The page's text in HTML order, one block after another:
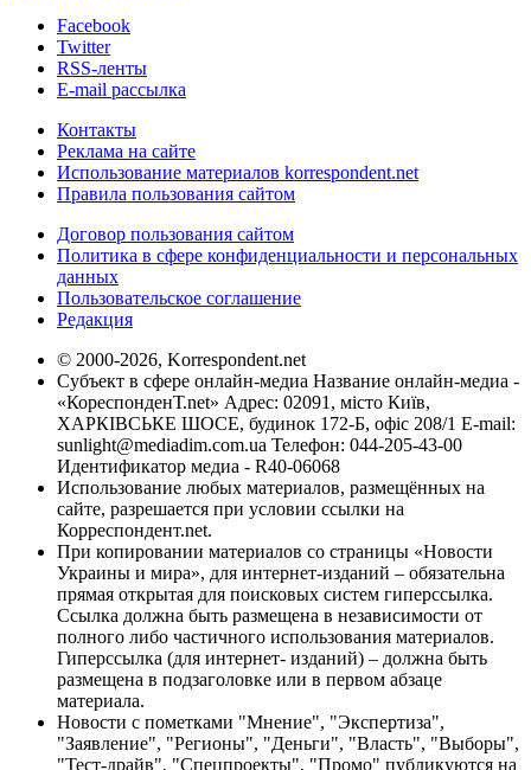
Facebook
Twitter
RSS-ленты
E-mail рассылка
Контакты
Реклама на сайте
Использование материалов korrespondent.net
Правила пользования сайтом
Договор пользования сайтом
Политика в сфере конфиденциальности и персональных
данных
Пользовательское соглашение
Редакция
© 2000-2026, Korrespondent.net
Субъект в сфере онлайн-медиа Название онлайн-медиа -
«КореспонденТ.net» Адрес: 02091, місто Київ,
ХАРКІВСЬКЕ ШОСЕ, будинок 172-Б, офіс 208/1 E-mail:
sunlight@mediadim.com.ua Телефон: 044-205-43-00
Идентификатор медиа - R40-06068
Использование любых материалов, размещённых на
сайте, разрешается при условии ссылки на
Корреспондент.net.
При копировании материалов со страницы «Новости
Украины и мира», для интернет-изданий – обязательна
прямая открытая для поисковых систем гиперссылка.
Ссылка должна быть размещена в независимости от
полного либо частичного использования материалов.
Гиперссылка (для интернет- изданий) – должна быть
размещена в подзаголовке или в первом абзаце
материала.
Новости с пометками "Мнение", "Экспертиза",
"Заявление", "Регионы", "Деньги", "Власть", "Выборы",
"Тест-драйв", "Спецпроекты", "Промо" публикуются на